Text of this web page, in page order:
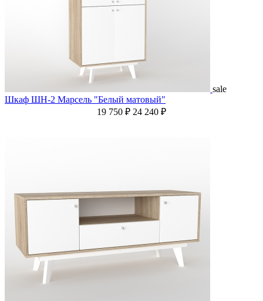
sale
Шкаф ШН-2 Марсель "Белый матовый"
19 750 ₽ 24 240 ₽